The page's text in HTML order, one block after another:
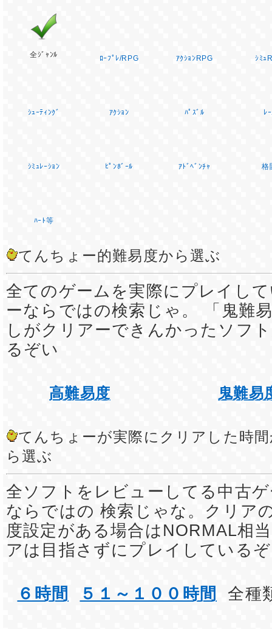
全ｼﾞｬﾝﾙ ﾛｰﾌﾟﾚ/RPG ｱｸｼｮﾝRPG ｼﾐｭ
ｼｭｰﾃｨﾝｸﾞ ｱｸｼｮﾝ ﾊﾟｽﾞﾙ ﾚ
ｼﾐｭﾚｰｼｮﾝ ﾋﾟﾝﾎﾞｰﾙ ｱﾄﾞﾍﾞﾝﾁｬ 格
ﾊｰﾄ等
てんちょー的難易度から選ぶ
全てのゲームを実際にプレイし
ーならではの検索じゃ。 「鬼難
しがクリアーできんかったソフ
るぞい
高難易度 鬼難易
てんちょーが実際にクリアした時
ら選ぶ
全ソフトをレビューしてる中古
ならではの 検索じゃな。クリア
度設定がある場合はNORMAL相
アは目指さずにプレイしている
６時間 ５１～１００時間 全種